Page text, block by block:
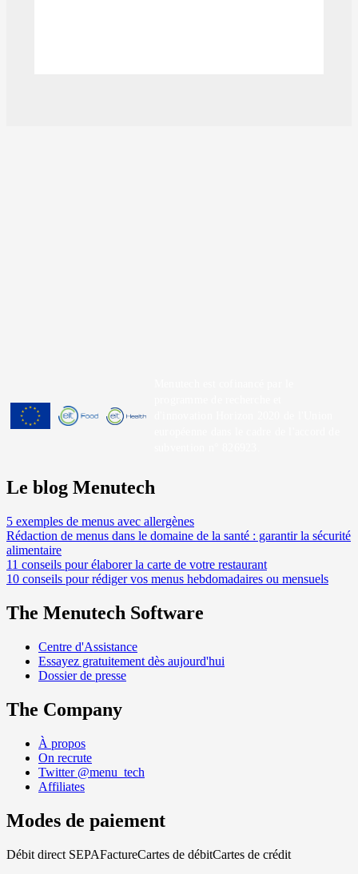
Le blog Menutech
5 exemples de menus avec allergènes
Rédaction de menus dans le domaine de la santé : garantir la sécurité
alimentaire
11 conseils pour élaborer la carte de votre restaurant
10 conseils pour rédiger vos menus hebdomadaires ou mensuels
The Menutech Software
Centre d'Assistance
Essayez gratuitement dès aujourd'hui
Dossier de presse
The Company
À propos
On recrute
Twitter @menu_tech
Affiliates
Modes de paiement
Débit direct SEPAFactureCartes de débitCartes de crédit